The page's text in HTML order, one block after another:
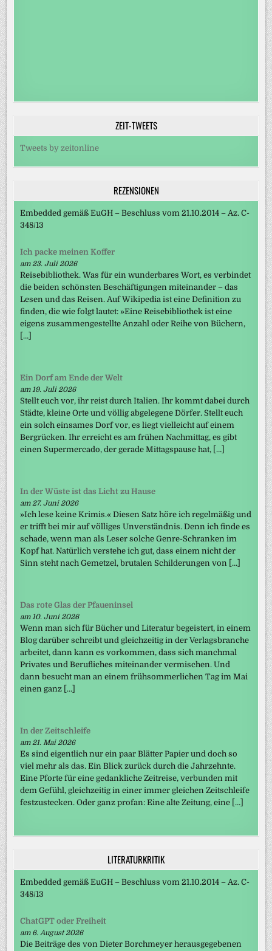
ZEIT-TWEETS
Tweets by zeitonline
REZENSIONEN
Embedded gemäß EuGH – Beschluss vom 21.10.2014 – Az. C-
348/13
Ich packe meinen Koffer
am 23. Juli 2026
Reisebibliothek. Was für ein wunderbares Wort, es verbindet
die beiden schönsten Beschäftigungen miteinander – das
Lesen und das Reisen. Auf Wikipedia ist eine Definition zu
finden, die wie folgt lautet: »Eine Reisebibliothek ist eine
eigens zusammengestellte Anzahl oder Reihe von Büchern,
[…]
Ein Dorf am Ende der Welt
am 19. Juli 2026
Stellt euch vor, ihr reist durch Italien. Ihr kommt dabei durch
Städte, kleine Orte und völlig abgelegene Dörfer. Stellt euch
ein solch einsames Dorf vor, es liegt vielleicht auf einem
Bergrücken. Ihr erreicht es am frühen Nachmittag, es gibt
einen Supermercado, der gerade Mittagspause hat, […]
In der Wüste ist das Licht zu Hause
am 27. Juni 2026
»Ich lese keine Krimis.« Diesen Satz höre ich regelmäßig und
er trifft bei mir auf völliges Unverständnis. Denn ich finde es
schade, wenn man als Leser solche Genre-Schranken im
Kopf hat. Natürlich verstehe ich gut, dass einem nicht der
Sinn steht nach Gemetzel, brutalen Schilderungen von […]
Das rote Glas der Pfaueninsel
am 10. Juni 2026
Wenn man sich für Bücher und Literatur begeistert, in einem
Blog darüber schreibt und gleichzeitig in der Verlagsbranche
arbeitet, dann kann es vorkommen, dass sich manchmal
Privates und Berufliches miteinander vermischen. Und
dann besucht man an einem frühsommerlichen Tag im Mai
einen ganz […]
In der Zeitschleife
am 21. Mai 2026
Es sind eigentlich nur ein paar Blätter Papier und doch so
viel mehr als das. Ein Blick zurück durch die Jahrzehnte.
Eine Pforte für eine gedankliche Zeitreise, verbunden mit
dem Gefühl, gleichzeitig in einer immer gleichen Zeitschleife
festzustecken. Oder ganz profan: Eine alte Zeitung, eine […]
LITERATURKRITIK
Embedded gemäß EuGH – Beschluss vom 21.10.2014 – Az. C-
348/13
ChatGPT oder Freiheit
am 6. August 2026
Die Beiträge des von Dieter Borchmeyer herausgegebenen